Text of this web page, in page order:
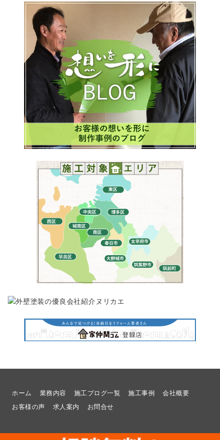
ホーム 業務内容 施工ブログ一覧 施工事例
会社概要
お客様の声
求人案内 お問合せ